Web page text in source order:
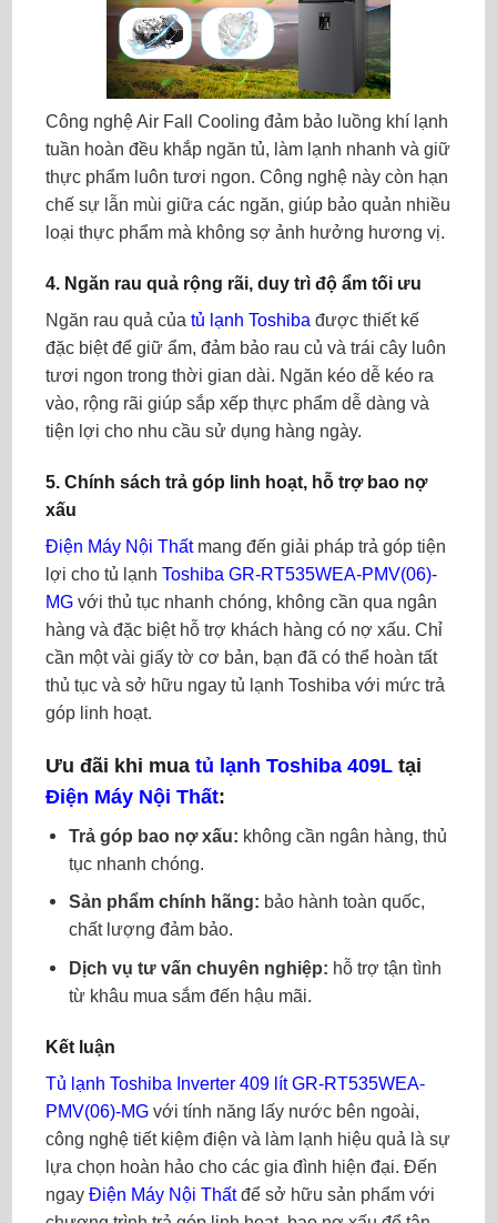
Công nghệ Air Fall Cooling đảm bảo luồng khí lạnh
tuần hoàn đều khắp ngăn tủ, làm lạnh nhanh và giữ
thực phẩm luôn tươi ngon. Công nghệ này còn hạn
chế sự lẫn mùi giữa các ngăn, giúp bảo quản nhiều
loại thực phẩm mà không sợ ảnh hưởng hương vị.
4. Ngăn rau quả rộng rãi, duy trì độ ẩm tối ưu
Ngăn rau quả của tủ lạnh Toshiba được thiết kế
đặc biệt để giữ ẩm, đảm bảo rau củ và trái cây luôn
tươi ngon trong thời gian dài. Ngăn kéo dễ kéo ra
vào, rộng rãi giúp sắp xếp thực phẩm dễ dàng và
tiện lợi cho nhu cầu sử dụng hàng ngày.
5. Chính sách trả góp linh hoạt, hỗ trợ bao nợ
xấu
Điện Máy Nội Thấtmang đến giải pháp trả góp tiện
lợi cho tủ lạnh Toshiba GR-RT535WEA-PMV(06)-
MG với thủ tục nhanh chóng, không cần qua ngân
hàng và đặc biệt hỗ trợ khách hàng có nợ xấu. Chỉ
cần một vài giấy tờ cơ bản, bạn đã có thể hoàn tất
thủ tục và sở hữu ngay tủ lạnh Toshiba với mức trả
góp linh hoạt.
Ưu đãi khi mua tủ lạnh Toshiba 409L tại
Điện Máy Nội Thất:
Trả góp bao nợ xấu: không cần ngân hàng, thủ
tục nhanh chóng.
Sản phẩm chính hãng: bảo hành toàn quốc,
chất lượng đảm bảo.
Dịch vụ tư vấn chuyên nghiệp: hỗ trợ tận tình
từ khâu mua sắm đến hậu mãi.
Kết luận
Tủ lạnh Toshiba Inverter 409 lít GR-RT535WEA-
PMV(06)-MG với tính năng lấy nước bên ngoài,
công nghệ tiết kiệm điện và làm lạnh hiệu quả là sự
lựa chọn hoàn hảo cho các gia đình hiện đại. Đến
ngay Điện Máy Nội Thấtđể sở hữu sản phẩm với